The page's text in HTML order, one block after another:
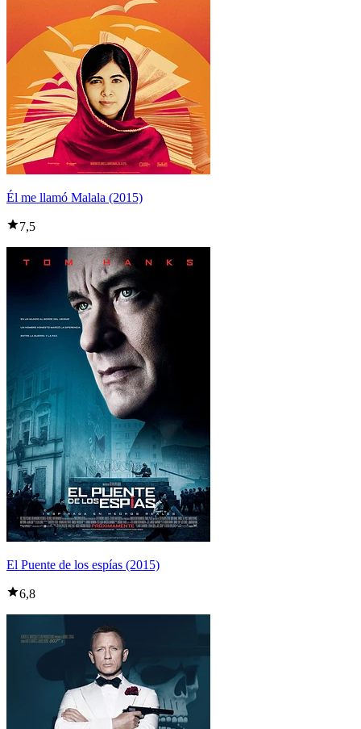
Él me llamó Malala (2015)
7,5
El Puente de los espías (2015)
6,8